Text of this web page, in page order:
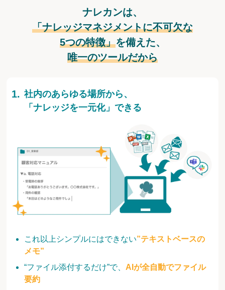
ナレカンは、
「ナレッジマネジメントに不可欠な
5つの特徴」を備えた、
唯一のツールだから
これ以上シンプルにはできない”テキストベースの
メモ”
“ファイル添付するだけ”で、 AIが全自動でファイル
要約
社内のあらゆる場所から、
「ナレッジを一元化」できる